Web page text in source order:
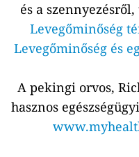
és a
Levegőminőség
Levegőminőség és
A pekingi orvos,
hasznos